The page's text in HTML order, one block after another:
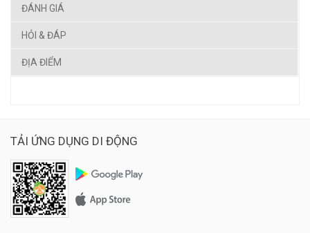
ĐÁNH GIÁ
HỎI & ĐÁP
ĐỊA ĐIỂM
TẢI ỨNG DỤNG DI ĐỘNG